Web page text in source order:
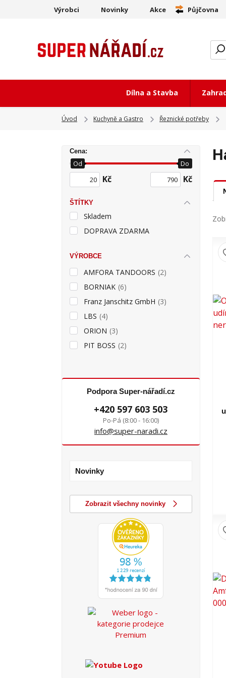
Výrobci Novinky Akce Půjčovna
Dílna a Stavba
Úvod Kuchyně a Gastro Řeznické potřeby
Cena:
Kč
Od Do
Kč
ŠTÍTKY
Skladem
DOPRAVA ZDARMA
VÝROBCE
AMFORA TANDOORS (2)
BORNIAK (6)
Franz Janschitz GmbH (3)
LBS (4)
ORION (3)
PIT BOSS (2)
Podpora Super-nářadí.cz
+420 597 603 503
Po-Pá (8:00 - 16:00)
info@super-naradi.cz
Novinky
Zobrazit všechny novinky